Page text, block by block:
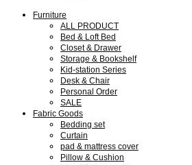
Furniture
ALL PRODUCT
Bed & Loft Bed
Closet & Drawer
Storage & Bookshelf
Kid-station Series
Desk & Chair
Personal Order
SALE
Fabric Goods
Bedding set
Curtain
pad & mattress cover
Pillow & Cushion